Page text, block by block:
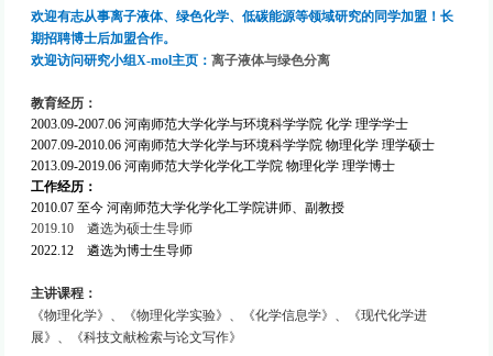
欢迎有志从事离子液体、绿色化学、低碳能源等领域研究的同学加盟！长
期招聘博士后加盟合作。
欢迎访问研究小组X-mol主页：离子液体与绿色分离
教育经历：
2003.09-2007.06河南师范大学化学与环境科学学院化学理学学士
2007.09-2010.06河南师范大学化学与环境科学学院物理化学理学硕士
2013.09-2019.06河南师范大学化学化工学院物理化学理学博士
工作经历：
2010.07至今河南师范大学化学化工学院讲师、副教授
2019.10
遴选为硕士生导师
2022.12 遴选为博士生导师
主讲课程：
《物理化学》、《物理化学实验》、《化学信息学》、《现代化学进
展》、《科技文献检索与论文写作》